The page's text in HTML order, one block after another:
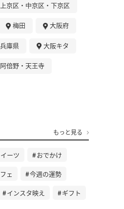
上京区・中京区・下京区
梅田 大阪府
兵庫県 大阪キタ
阿倍野・天王寺
もっと見る
ーツ おでかけ
ェ 今週の運勢
インスタ映え ギフト